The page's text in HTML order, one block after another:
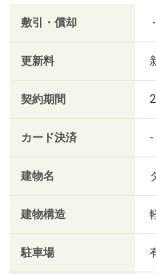
敷引・償却 -
更新料
契約期間
カード決済 -
建物名
建物構造
駐車場